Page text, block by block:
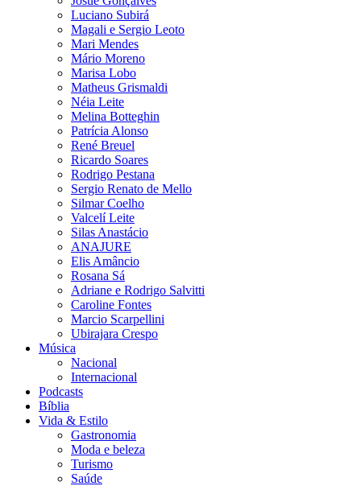
Luciano Subirá
Magali e Sergio Leoto
Mari Mendes
Mário Moreno
Marisa Lobo
Matheus Grismaldi
Néia Leite
Melina Botteghin
Patrícia Alonso
René Breuel
Ricardo Soares
Rodrigo Pestana
Sergio Renato de Mello
Silmar Coelho
Valcelí Leite
Silas Anastácio
ANAJURE
Elis Amâncio
Rosana Sá
Adriane e Rodrigo Salvitti
Caroline Fontes
Marcio Scarpellini
Ubirajara Crespo
Música
Nacional
Internacional
Podcasts
Bíblia
Vida & Estilo
Gastronomia
Moda e beleza
Turismo
Saúde